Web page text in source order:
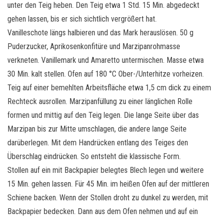
unter den Teig heben. Den Teig etwa 1 Std. 15 Min. abgedeckt
gehen lassen, bis er sich sichtlich vergrößert hat.
Vanilleschote längs halbieren und das Mark herauslösen. 50 g
Puderzucker, Aprikosenkonfitüre und Marzipanrohmasse
verkneten. Vanillemark und Amaretto untermischen. Masse etwa
30 Min. kalt stellen. Ofen auf 180 °C Ober-/Unterhitze vorheizen.
Teig auf einer bemehlten Arbeitsfläche etwa 1,5 cm dick zu einem
Rechteck ausrollen. Marzipanfüllung zu einer länglichen Rolle
formen und mittig auf den Teig legen. Die lange Seite über das
Marzipan bis zur Mitte umschlagen, die andere lange Seite
darüberlegen. Mit dem Handrücken entlang des Teiges den
Überschlag eindrücken. So entsteht die klassische Form.
Stollen auf ein mit Backpapier belegtes Blech legen und weitere
15 Min. gehen lassen. Für 45 Min. im heißen Ofen auf der mittleren
Schiene backen. Wenn der Stollen droht zu dunkel zu werden, mit
Backpapier bedecken. Dann aus dem Ofen nehmen und auf ein